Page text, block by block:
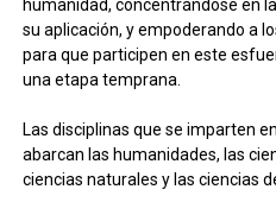
humanidad, concentrándose en
su aplicación, y empoderando a
para que participen en este
una etapa temprana.
Las disciplinas que se imparten
abarcan las humanidades, las
ciencias naturales y las ciencias